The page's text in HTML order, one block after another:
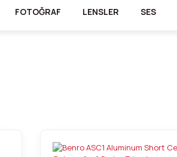
FOTOĞRAF LENSLER SES